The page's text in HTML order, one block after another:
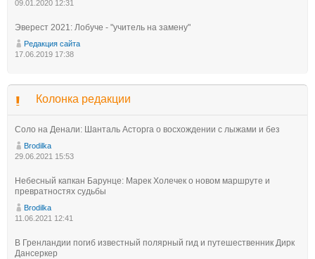
09.01.2020 12:31
Эверест 2021: Лобуче - "учитель на замену"
Редакция сайта
17.06.2019 17:38
Колонка редакции
Соло на Денали: Шанталь Асторга о восхождении с лыжами и без
Brodilka
29.06.2021 15:53
Небесный капкан Барунце: Марек Холечек о новом маршруте и
превратностях судьбы
Brodilka
11.06.2021 12:41
В Гренландии погиб известный полярный гид и путешественник Дирк
Дансеркер